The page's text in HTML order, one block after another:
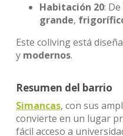
Habitación 20: De
grande,
Este coliving está
y modernos.
Resumen del barrio
Simancas, con sus
convierte en un lugar
fácil acceso a